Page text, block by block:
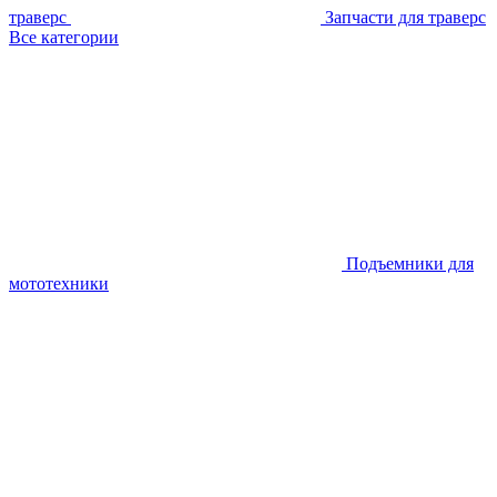
траверс
Запчасти для траверс
Все категории
Подъемники для
мототехники